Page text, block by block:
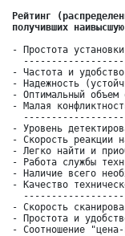
Рейтинг
получивших
- Простота
- Частота и
- Надежность
- Оптимальный
- Малая
- Уровень
- Скорость
- Легко найти и
- Работа
- Наличие всего
- Качество
- Скорость
- Простота и
- Соотношение